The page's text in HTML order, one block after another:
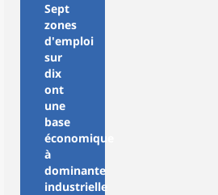
Sept
zones
d'emploi
sur
dix
ont
une
base
économique
à
dominante
industrielle